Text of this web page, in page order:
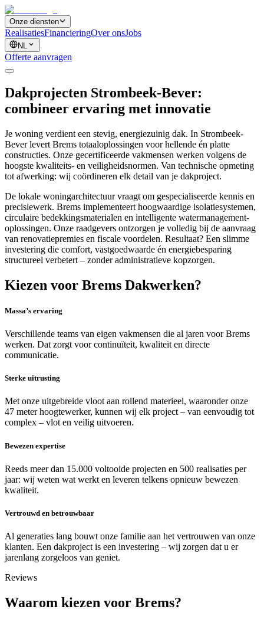
Onze diensten
RealisatiesFinancieringOver onsJobs
NL
Offerte aanvragen
Dakprojecten Strombeek-Bever:
combineer ervaring met innovatie
Je woning verdient een stevig, energiezuinig dak. In Strombeek-
Bever levert Brems totaaloplossingen voor hellende én platte
constructies. Onze gecertificeerde vakmensen werken volgens de
hoogste kwaliteits- en veiligheidsnormen. Van technische opmeting
tot afwerking: wij coördineren elk detail van je dakproject.
De lokale woningarchitectuur vraagt om gespecialiseerde kennis en
precisiewerk. Brems implementeert hoogwaardige isolatiesystemen,
circulaire bedekkingsmaterialen en intelligente watermanagement-
oplossingen. Onze raadgevers ontzorgen je volledig bij de aanvraag
van renovatiepremies en fiscale voordelen. Resultaat? Een slimme
investering die comfort, vastgoedwaarde én energiebesparing
structureel verbetert – zonder administratieve kopzorgen.
Kiezen voor Brems Dakwerken?
Massa’s ervaring
Verschillende teams van eigen vakmensen die al jaren voor Brems
werken. Dat zorgt voor continuïteit, kwaliteit en directe
communicatie.
Sterke uitrusting
Met onze uitgebreide vloot aan rollend materieel, waaronder onze
47 meter hoogtewerker, kunnen wij elk project – van eenvoudig tot
complex – vlot en veilig uitvoeren.
Bewezen expertise
Reeds meer dan 15.000 voltooide projecten en 500 realisaties per
jaar: wij weten wat werkt en leveren telkens opnieuw bewezen
kwaliteit.
Vertrouwd en betrouwbaar
Al generaties lang bouwt onze familie aan het vertrouwen van onze
klanten. Een dakproject is een investering – wij zorgen dat u er
jarenlang zorgeloos van geniet.
Reviews
Waarom kiezen voor Brems?